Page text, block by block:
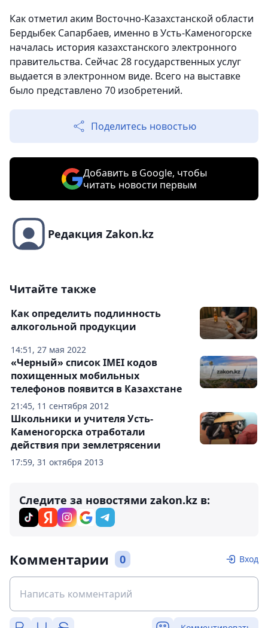
Как отметил аким Восточно-Казахстанской области
Бердыбек Сапарбаев, именно в Усть-Каменогорске
началась история казахстанского электронного
правительства. Сейчас 28 государственных услуг
выдается в электронном виде. Всего на выставке
было представлено 70 изобретений.
Поделитесь новостью
Добавить в Google, чтобы
читать новости первым
Редакция Zakon.kz
Читайте также
14:51, 27 мая 2022
Как определить подлинность
алкогольной продукции
21:45, 11 сентября 2012
«Черный» список IMEI кодов
похищенных мобильных
телефонов появится в Казахстане
17:59, 31 октября 2013
Школьники и учителя Усть-
Каменогорска отработали
действия при землетрясении
Следите за новостями zakon.kz в:
Комментарии 0 Вход